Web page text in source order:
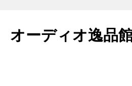
テ
ン
オーディオ逸品